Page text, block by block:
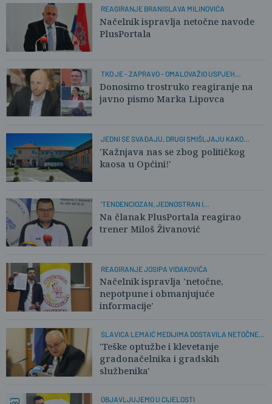
REAGIRANJE BRANISLAVA MILINOVIĆA
Načelnik ispravlja netočne navode
PlusPortala
TKO JE - ZAPRAVO - OMALOVAŽIO USPJEH
SPORTAŠA?
Donosimo trostruko reagiranje na
javno pismo Marka Lipovca
JEDNI SE SVAĐAJU, DRUGI SMIŠLJAJU KAKO
PREŽIVJETI
'Kažnjava nas se zbog političkog
kaosa u Općini!'
'TENDENCIOZAN, JEDNOSTRAN I
NEPROFESIONALAN TEKST'
Na članak PlusPortala reagirao
trener Miloš Živanović
REAGIRANJE JOSIPA VIDAKOVIĆA
Načelnik ispravlja 'netočne,
nepotpune i obmanjujuće
informacije'
SLAVICA LEMAIĆ MEDIJIMA DOSTAVILA NETOČNE
TVRDNJE
'Teške optužbe i klevetanje
gradonačelnika i gradskih
službenika'
OBJAVLJUJEMO U CIJELOSTI